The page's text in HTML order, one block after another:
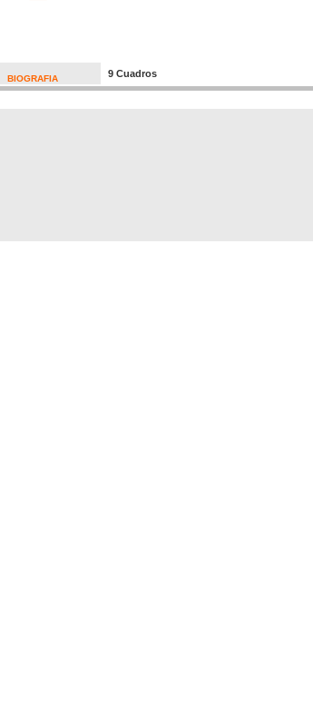
BIOGRAFIA 9 Cuadros